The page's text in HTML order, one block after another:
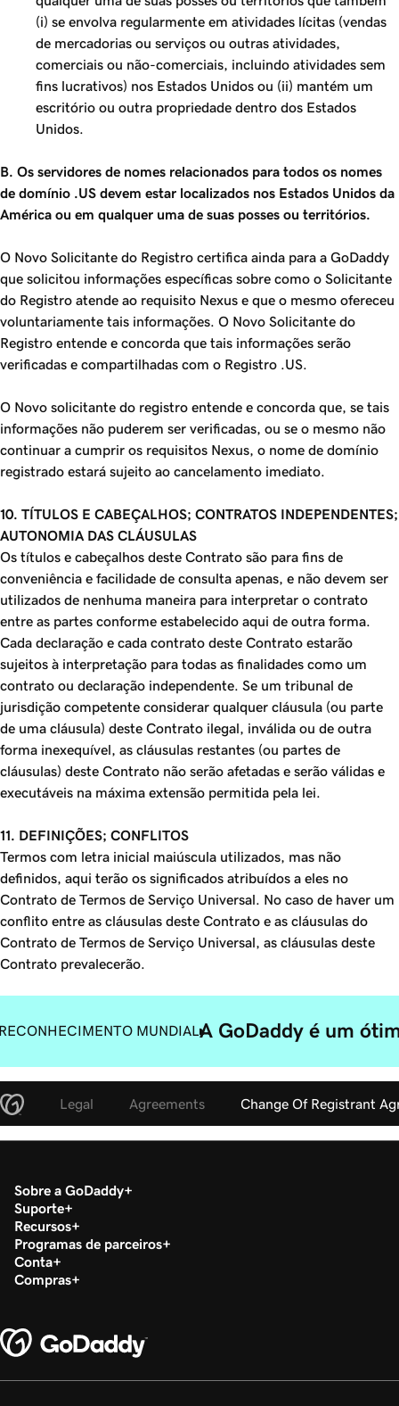
(i) se envolva regularmente em atividades lícitas (vendas
de mercadorias ou serviços ou outras atividades,
comerciais ou não-comerciais, incluindo atividades sem
fins lucrativos) nos Estados Unidos ou (ii) mantém um
escritório ou outra propriedade dentro dos Estados
Unidos.
B. Os servidores de nomes relacionados para todos os nomes
de domínio .US devem estar localizados nos Estados Unidos da
América ou em qualquer uma de suas posses ou territórios.
O Novo Solicitante do Registro certifica ainda para a GoDaddy
que solicitou informações específicas sobre como o Solicitante
do Registro atende ao requisito Nexus e que o mesmo ofereceu
voluntariamente tais informações. O Novo Solicitante do
Registro entende e concorda que tais informações serão
verificadas e compartilhadas com o Registro .US.
O Novo solicitante do registro entende e concorda que, se tais
informações não puderem ser verificadas, ou se o mesmo não
continuar a cumprir os requisitos Nexus, o nome de domínio
registrado estará sujeito ao cancelamento imediato.
10. TÍTULOS E CABEÇALHOS; CONTRATOS INDEPENDENTES;
AUTONOMIA DAS CLÁUSULAS
Os títulos e cabeçalhos deste Contrato são para fins de
conveniência e facilidade de consulta apenas, e não devem ser
utilizados de nenhuma maneira para interpretar o contrato
entre as partes conforme estabelecido aqui de outra forma.
Cada declaração e cada contrato deste Contrato estarão
sujeitos à interpretação para todas as finalidades como um
contrato ou declaração independente. Se um tribunal de
jurisdição competente considerar qualquer cláusula (ou parte
de uma cláusula) deste Contrato ilegal, inválida ou de outra
forma inexequível, as cláusulas restantes (ou partes de
cláusulas) deste Contrato não serão afetadas e serão válidas e
executáveis na máxima extensão permitida pela lei.
11. DEFINIÇÕES; CONFLITOS
Termos com letra inicial maiúscula utilizados, mas não
definidos, aqui terão os significados atribuídos a eles no
Contrato de Termos de Serviço Universal. No caso de haver um
conflito entre as cláusulas deste Contrato e as cláusulas do
Contrato de Termos de Serviço Universal, as cláusulas deste
Contrato prevalecerão.
MUNDIALA GoDaddy é um
Legal Agreements Change Of Registrant
Sobre a GoDaddy
Suporte
Recursos
Programas de parceiros
Conta
Compras